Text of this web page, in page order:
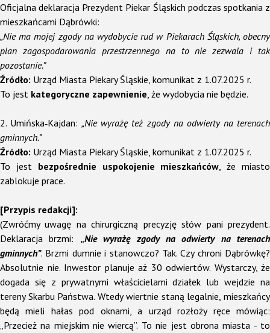
Oficjalna deklaracja Prezydent Piekar Śląskich podczas spotkania z
mieszkańcami Dąbrówki:
„Nie ma mojej zgody na wydobycie rud w Piekarach Śląskich, obecny
plan zagospodarowania przestrzennego na to nie zezwala i tak
pozostanie.”
Źródło: Urząd Miasta Piekary Śląskie, komunikat z 1.07.2025 r.
To jest kategoryczne zapewnienie, że wydobycia nie będzie.
2. Umińska‑Kajdan:„Nie wyrażę też zgody na odwierty na terenach
gminnych.”
Źródło: Urząd Miasta Piekary Śląskie, komunikat z 1.07.2025 r.
To jest bezpośrednie uspokojenie mieszkańców, że miasto
zablokuje prace.
[Przypis redakcji]:
(Zwróćmy uwagę na chirurgiczną precyzję słów pani prezydent.
Deklaracja brzmi: „Nie wyrażę zgody na odwierty na terenach
gminnych”. Brzmi dumnie i stanowczo? Tak. Czy chroni Dąbrówkę?
Absolutnie nie. Inwestor planuje aż 30 odwiertów. Wystarczy, że
dogada się z prywatnymi właścicielami działek lub wejdzie na
tereny Skarbu Państwa. Wtedy wiertnie staną legalnie, mieszkańcy
będą mieli hałas pod oknami, a urząd rozłoży ręce mówiąc:
„Przecież na miejskim nie wiercą”. To nie jest obrona miasta - to